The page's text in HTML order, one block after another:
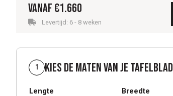
Vanaf €1.660
Levertijd: 6 - 8 weken
1 Kies de maten van je tafelblad
Lengte Breedte